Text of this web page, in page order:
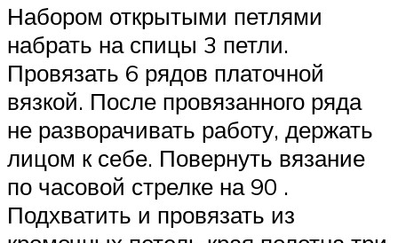
Набором открытыми петлями
набрать на спицы 3 петли.
Провязать 6 рядов платочной
вязкой. После провязанного ряда
не разворачивать работу, держать
лицом к себе. Повернуть вязание
по часовой стрелке на 90 .
Подхватить и провязать из